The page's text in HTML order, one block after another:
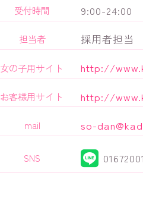
受付時間 9:00-24:00
担当者 採用者担当
女の子用サイト http://
お客様用サイト http://
mail so-
SNS 01672001